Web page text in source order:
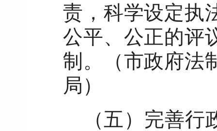
责，科学设定执
公平、公正的评
制。（市政府法
局）
（五）完善